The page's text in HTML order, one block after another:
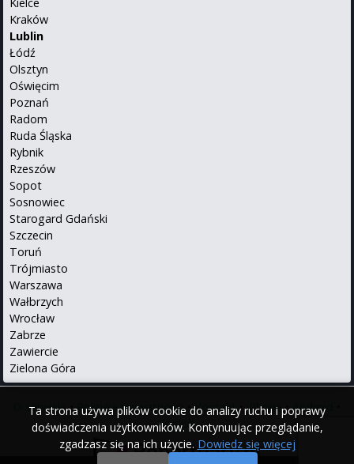
Ta strona używa plików cookie do analizy ruchu i poprawy
doświadczenia użytkowników. Kontynuując przeglądanie,
zgadzasz się na ich użycie. Dowiedz się więcej
Kraków
Lublin
Łódź
Olsztyn
Oświęcim
Poznań
Radom
Ruda Śląska
Rybnik
Rzeszów
Sopot
Sosnowiec
Starogard Gdański
Szczecin
Toruń
Trójmiasto
Warszawa
Wałbrzych
Wrocław
Zabrze
Zawiercie
Zielona Góra
O serwisie•Polityka prywatności•Kontakt•iPhone•Android
English